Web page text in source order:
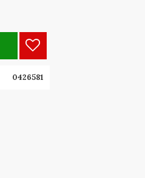
Lägg till i favoriter
0426581